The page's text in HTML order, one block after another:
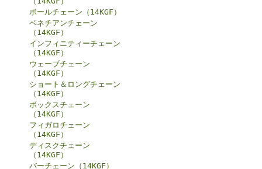
ボールチェーン（14KGF）
ベネチアンチェーン
（14KGF）
インフィニティーチェーン
（14KGF）
ウェーブチェーン
（14KGF）
ショート＆ロングチェーン
（14KGF）
ボックスチェーン
（14KGF）
フィガロチェーン
（14KGF）
ディスクチェーン
（14KGF）
バーチェーン（14KGF）